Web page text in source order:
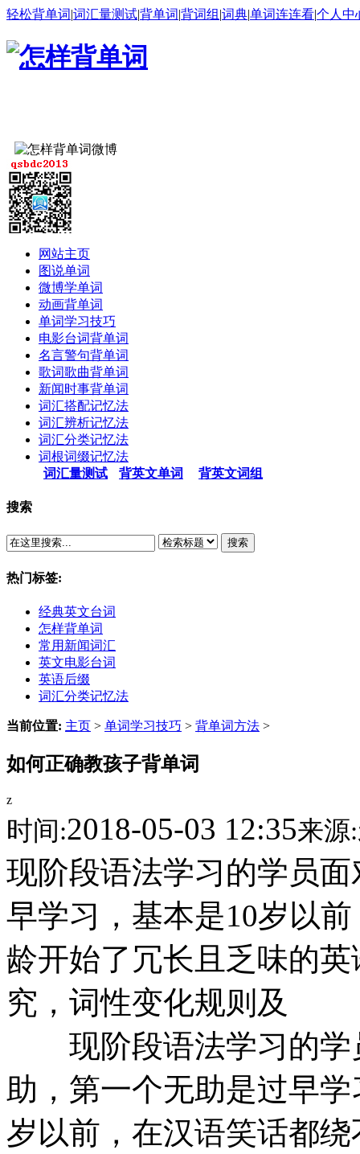
轻松背单词|词汇量测试|背单词|背词组 |词典|单词连连看|个人中
网站主页
图说单词
微博学单词
动画背单词
单词学习技巧
电影台词背单词
名言警句背单词
歌词歌曲背单词
新闻时事背单词
词汇搭配记忆法
词汇辨析记忆法
词汇分类记忆法
词根词缀记忆法
词汇量测试
背英文单词 背英文词组
搜索
搜索
热门标签:
经典英文台词
怎样背单词
常用新闻词汇
英文电影台词
英语后缀
词汇分类记忆法
当前位置: 主页 > 单词学习技巧 > 背单词方法 >
如何正确教孩子背单词
z
时间:2018-05-03 12:35来源:
现阶段语法学习的学员
早学习，基本是10岁以
龄开始了冗长且乏味的
究，词性变化规则及
现阶段语法学习的学
助，第一个无助是过早
岁以前，在汉语笑话都